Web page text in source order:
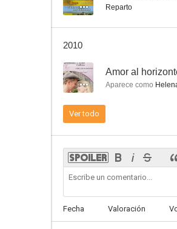
Reparto
2010
-- Amor al
Aparece como
Ver todo
Fecha Valoración